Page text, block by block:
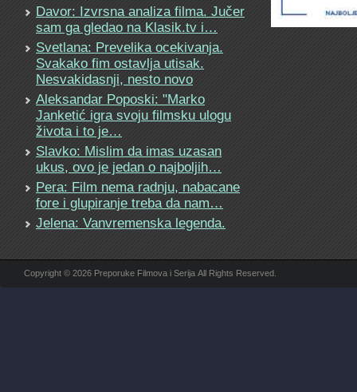
Davor: Izvrsna analiza filma. Jučer
sam ga gledao na Klasik.tv i…
Svetlana: Prevelika ocekivanja.
Svakako fim ostavlja utisak.
Nesvakidasnji, nesto novo
Aleksandar Poposki: "Marko
Janketić igra svoju filmsku ulogu
života i to je…
Slavko: Mislim da imas uzasan
ukus, ovo je jedan o najboljih…
Pera: Film nema radnju, nabacane
fore i glupiranje treba da nam…
Jelena: Vanvremenska legenda.
Copyright © 2026 Preporuke Filmova i Serija All Rights Reserved.